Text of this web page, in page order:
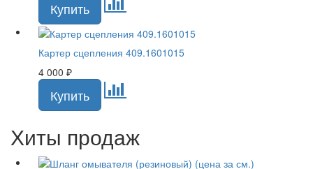
Картер сцепления 409.1601015
4 000 ₽
Хиты продаж